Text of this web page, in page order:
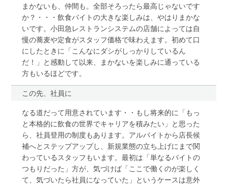
まかないも、仲間も。全部そろったら最高じゃないです
か？・・・飲食バイトの大きな楽しみは、やはりまかな
いです。小田急レストランシステムの店舗によっては自
慢の蕎麦や定食がスタッフ価格で味わえます。初めて口
にしたときに「こんなにダシがしっかりしているん
だ！」と感動して以来、まかないを楽しみに通っている
方もいるほどです。
この先、社員に
なる道だって用意されています・・もし将来的に「もっ
と本格的に飲食の世界でキャリアを積みたい」と思った
ら、社員登用の制度もあります。アルバイトから店長候
補へとステップアップし、新規業態の立ち上げにまで関
わっているスタッフもいます。最初は「単なるバイトの
つもりだった」方が、気づけば「ここで働くのが楽しく
て、気づいたら社員になっていた」というケースは意外